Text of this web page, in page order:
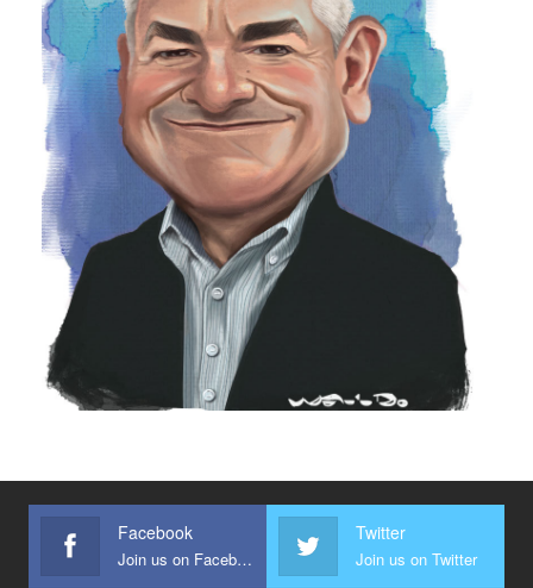
Facebook
Join us on Facebook
Twitter
Join us on Twitter